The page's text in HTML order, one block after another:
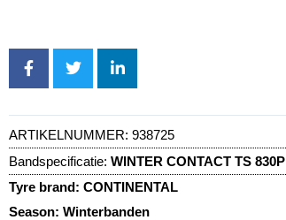
ARTIKELNUMMER: 938725
Bandspecificatie: WINTER CONTACT TS 830P
Tyre brand: CONTINENTAL
Season: Winterbanden